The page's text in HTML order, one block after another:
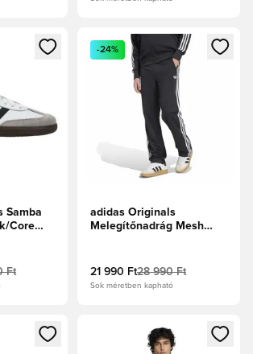
a bejelentkezéshez vagy a tagként
Samba
Core
Ft
Megnyit egy modált a
-24%
adidas Originals
Melegítőnadrág Mesh
21 990 Ft28 990 Ft
Sok méretben kapható
a bejelentkezéshez vagy a tagként
Megnyit egy modált a